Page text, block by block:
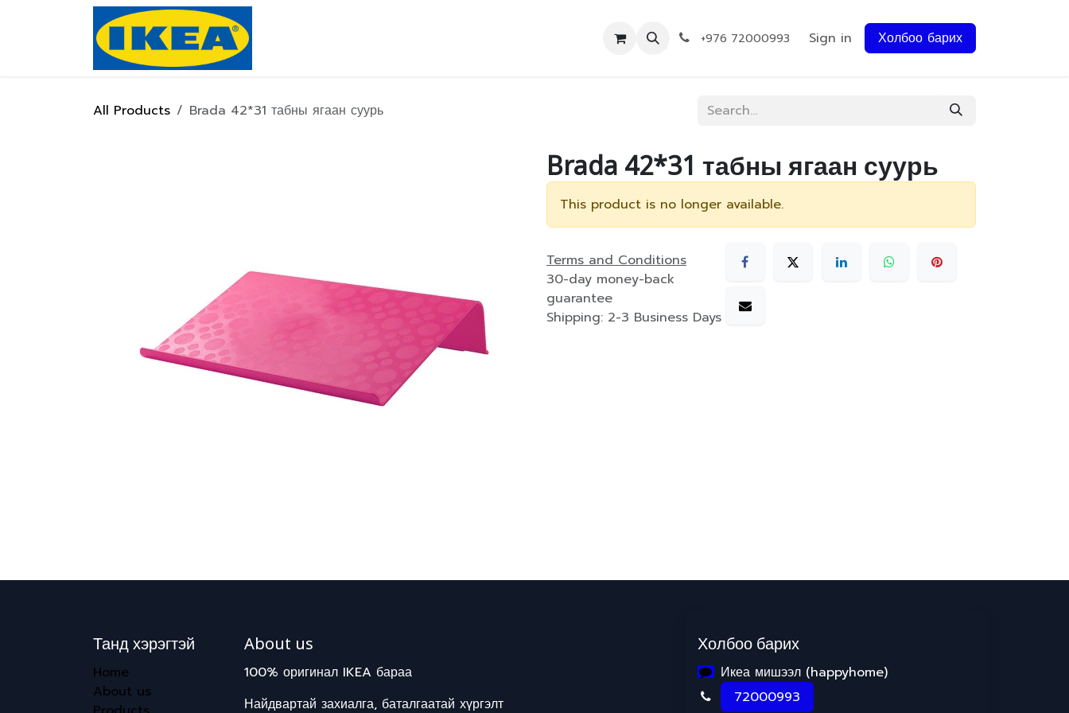
Skip to Content
+976 72000993 Sign in Холбоо барих
All Products Brada 42*31 табны ягаан суурь
Brada 42*31 табны ягаан суурь
This product is no longer available.
Terms and Conditions
30-day money-back
guarantee
Shipping: 2-3 Business Days
Танд хэрэгтэй
Home
About us
About us
100% оригинал IKEA бараа
Найдвартай захиалга, баталгаатай хүргэлт
Холбоо барих
Икеа мишээл (happyhome)
72000993